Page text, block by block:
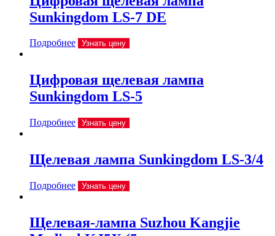
Sunkingdom LS-7 DE
Подробнее Узнать цену
Цифровая щелевая лампа
Sunkingdom LS-5
Подробнее Узнать цену
Щелевая лампа Sunkingdom LS-3/4
Подробнее Узнать цену
Щелевая-лампа Suzhou Kangjie